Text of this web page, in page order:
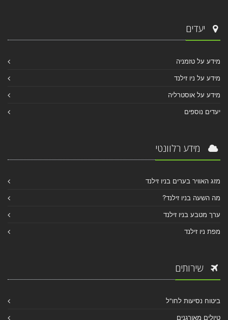
יעדים
מידע על טזמניה
מידע על ניו זילנד
מידע על אוסטרליה
יעדים נוספים
מידע רלוונטי
מזג האוויר בערים בניו זילנד
מה השעה בניו זילנד?
ערך מטבע בניו זילנד
מפת ניו זילנד
שירותים
ביטוח נסיעות לחו"ל
טיולים מאורגנים